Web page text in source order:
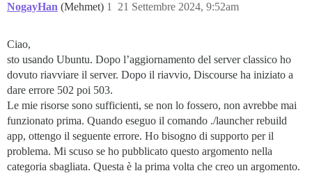
NogayHan (Mehmet) 21 Settembre 2024, 9:52am
1
Ciao,
sto usando Ubuntu. Dopo l’aggiornamento del server classico ho
dovuto riavviare il server. Dopo il riavvio, Discourse ha iniziato a
dare errore 502 poi 503.
Le mie risorse sono sufficienti, se non lo fossero, non avrebbe mai
funzionato prima. Quando eseguo il comando ./launcher rebuild
app, ottengo il seguente errore. Ho bisogno di supporto per il
problema. Mi scuso se ho pubblicato questo argomento nella
categoria sbagliata. Questa è la prima volta che creo un argomento.